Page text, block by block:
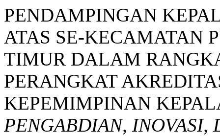
PENDAMPINGAN
ATAS SE-KECAMATAN
TIMUR DALAM
PERANGKAT
KEPEMIMPINAN
PENGABDIAN, INOVASI,